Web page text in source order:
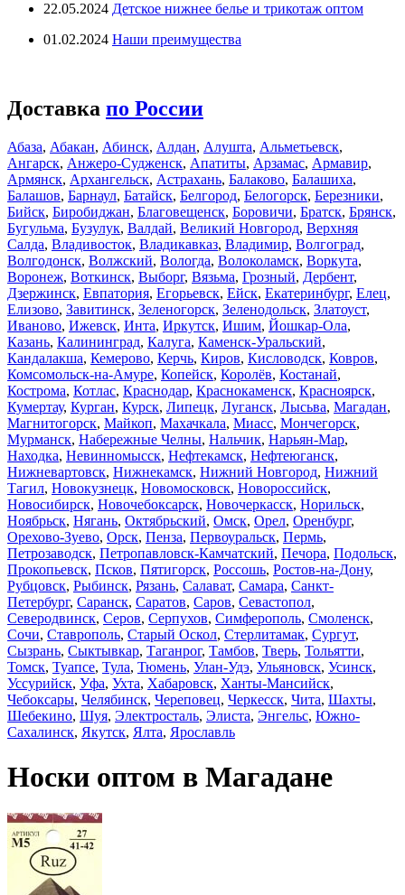
22.05.2024 Детское нижнее белье и трикотаж оптом
01.02.2024 Наши преимущества
Доставка по России
Абаза, Абакан, Абинск, Алдан, Алушта, Альметьевск,
Ангарск, Анжеро-Судженск, Апатиты, Арзамас, Армавир,
Армянск, Архангельск, Астрахань, Балаково, Балашиха,
Балашов, Барнаул, Батайск, Белгород, Белогорск, Березники,
Бийск, Биробиджан, Благовещенск, Боровичи, Братск, Брянск,
Бугульма, Бузулук, Валдай, Великий Новгород, Верхняя
Салда, Владивосток, Владикавказ, Владимир, Волгоград,
Волгодонск, Волжский, Вологда, Волоколамск, Воркута,
Воронеж, Воткинск, Выборг, Вязьма, Грозный, Дербент,
Дзержинск, Евпатория, Егорьевск, Ейск, Екатеринбург, Елец,
Елизово, Завитинск, Зеленогорск, Зеленодольск, Златоуст,
Иваново, Ижевск, Инта, Иркутск, Ишим, Йошкар-Ола,
Казань, Калининград, Калуга, Каменск-Уральский,
Кандалакша, Кемерово, Керчь, Киров, Кисловодск, Ковров,
Комсомольск-на-Амуре, Копейск, Королёв, Костанай,
Кострома, Котлас, Краснодар, Краснокаменск, Красноярск,
Кумертау, Курган, Курск, Липецк, Луганск, Лысьва, Магадан,
Магнитогорск, Майкоп, Махачкала, Миасс, Мончегорск,
Мурманск, Набережные Челны, Нальчик, Нарьян-Мар,
Находка, Невинномысск, Нефтекамск, Нефтеюганск,
Нижневартовск, Нижнекамск, Нижний Новгород, Нижний
Тагил, Новокузнецк, Новомосковск, Новороссийск,
Новосибирск, Новочебоксарск, Новочеркасск, Норильск,
Ноябрьск, Нягань, Октябрьский, Омск, Орел, Оренбург,
Орехово-Зуево, Орск, Пенза, Первоуральск, Пермь,
Петрозаводск, Петропавловск-Камчатский, Печора, Подольск,
Прокопьевск, Псков, Пятигорск, Россошь, Ростов-на-Дону,
Рубцовск, Рыбинск, Рязань, Салават, Самара, Санкт-
Петербург, Саранск, Саратов, Саров, Севастопол,
Северодвинск, Серов, Серпухов, Симферополь, Смоленск,
Сочи, Ставрополь, Старый Оскол, Стерлитамак, Сургут,
Сызрань, Сыктывкар, Таганрог, Тамбов, Тверь, Тольятти,
Томск, Туапсе, Тула, Тюмень, Улан-Удэ, Ульяновск, Усинск,
Уссурийск, Уфа, Ухта, Хабаровск, Ханты-Мансийск,
Чебоксары, Челябинск, Череповец, Черкесск, Чита, Шахты,
Шебекино, Шуя, Электросталь, Элиста, Энгельс, Южно-
Сахалинск, Якутск, Ялта, Ярославль
Носки оптом в Магадане